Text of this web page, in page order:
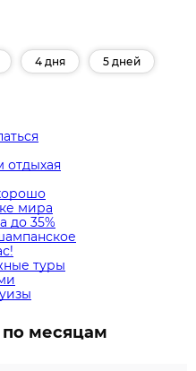
4 дня 5 дней
отдыхая
мира
до 35%
туры
по месяцам